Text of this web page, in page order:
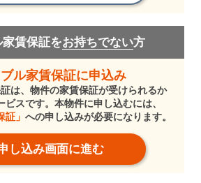
賃保証をお持ちでない方
ル家賃保証に申込み
は、物件の家賃保証が受けられるか
ビスです。本物件に申し込むには、
証」 への申し込みが必要になります。
し込み画面に進む